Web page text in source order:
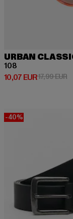
URBAN
108
10,07 EUR
Ajankohtainen hinta:
17,99 EUR
-40%